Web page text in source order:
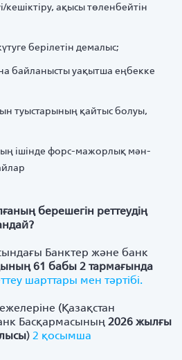
ақысы төленбейтін
берілетін демалыс;
байланысты уақытша еңбекке
туыстарының қайтыс болуы,
ішінде форс-мажорлық мән-
берешегін реттеудің
Банктер және банк
61 бабы 2 тармағында
шарттары мен тәртібі.
(Қазақстан
Басқармасының2026 жылғы
) 2 қосымша